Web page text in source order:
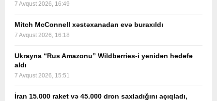
7 Avqust 2026, 16:49
Mitch McConnell xəstəxanadan evə buraxıldı
7 Avqust 2026, 16:18
Ukrayna “Rus Amazonu” Wildberries-i yenidən hədəfə
aldı
7 Avqust 2026, 15:51
İran 15.000 raket və 45.000 dron saxladığını açıqladı,